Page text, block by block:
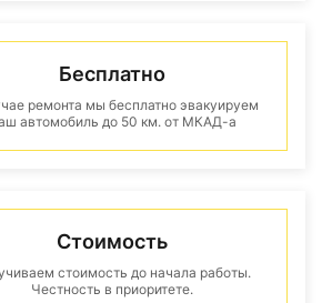
Бесплатно
ремонта мы бесплатно эвакуируем
автомобиль до 50 км. от МКАД-а
Стоимость
стоимость до начала работы.
Честность в приоритете.